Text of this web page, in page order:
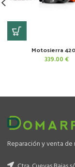
Motosierra
339.00 €
Reparación y venta